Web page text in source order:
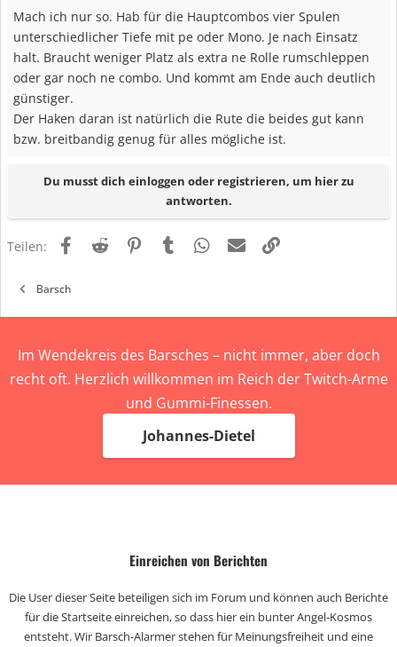
Mach ich nur so. Hab für die Hauptcombos vier Spulen
unterschiedlicher Tiefe mit pe oder Mono. Je nach Einsatz
halt. Braucht weniger Platz als extra ne Rolle rumschleppen
oder gar noch ne combo. Und kommt am Ende auch deutlich
günstiger.
Der Haken daran ist natürlich die Rute die beides gut kann
bzw. breitbandig genug für alles mögliche ist.
Du musst dich einloggen oder registrieren, um hier zu
antworten.
Teilen: FacebookReddit PinterestTumblr WhatsApp
E-Mail
Barsch
Im Wendekreis des Barsches – nicht immer, aber doch
recht oft. Herzlich willkommen im Reich der Twitch-Arme
und Gummi-Finessen.
Johannes-Dietel
Einreichen von Berichten
Die User dieser Seite beteiligen sich im Forum und können auch Berichte
für die Startseite einreichen, so dass hier ein bunter Angel-Kosmos
entsteht. Wir Barsch-Alarmer stehen für Meinungsfreiheit und eine